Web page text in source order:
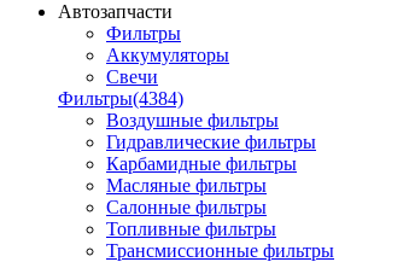
Автозапчасти
Фильтры
Аккумуляторы
Свечи
Фильтры(4384)
Воздушные фильтры
Гидравлические фильтры
Карбамидные фильтры
Масляные фильтры
Салонные фильтры
Топливные фильтры
Трансмиссионные фильтры